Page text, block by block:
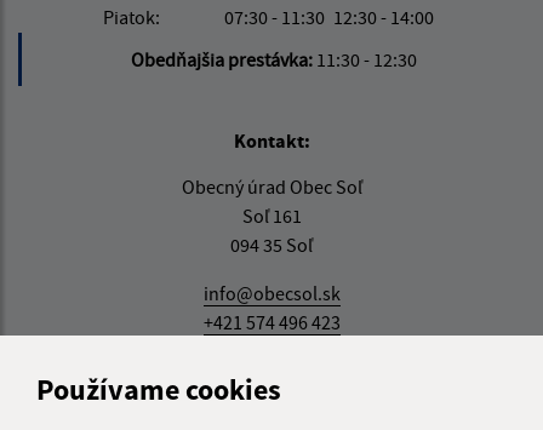
Používame cookies
Piatok:
07:30 - 11:30 12:30 - 14:00
Obedňajšia prestávka: 11:30 - 12:30
Kontakt:
Obecný úrad Obec Soľ
Soľ 161
094 35 Soľ
info@obecsol.sk
+421 574 496 423